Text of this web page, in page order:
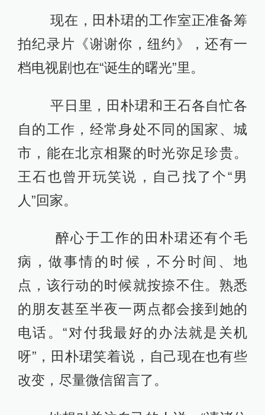
现在，田朴珺的工作室正准备筹
拍纪录片《谢谢你，纽约》，还有一
档电视剧也在“诞生的曙光”里。
平日里，田朴珺和王石各自忙各
自的工作，经常身处不同的国家、城
市，能在北京相聚的时光弥足珍贵。
王石也曾开玩笑说，自己找了个“男
人”回家。
醉心于工作的田朴珺还有个毛
病，做事情的时候，不分时间、地
点，该行动的时候就按捺不住。熟悉
的朋友甚至半夜一两点都会接到她的
电话。“对付我最好的办法就是关机
呀”，田朴珺笑着说，自己现在也有些
改变，尽量微信留言了。